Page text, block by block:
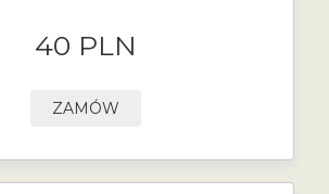
40 PLN
ZAMÓW